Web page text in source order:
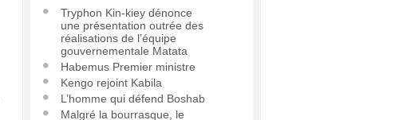
Tryphon Kin-kiey dénonce
une présentation outrée des
réalisations de l’équipe
gouvernementale Matata
Habemus Premier ministre
Kengo rejoint Kabila
L’homme qui défend Boshab
Malgré la bourrasque, le